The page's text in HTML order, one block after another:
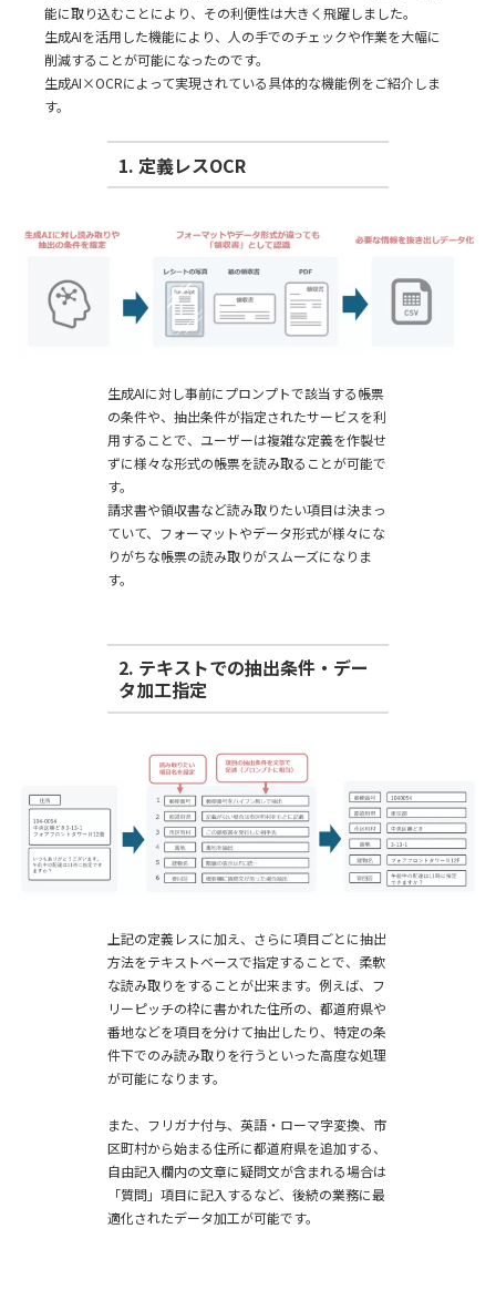
能に取り込むことにより、その利便性は大きく飛躍しました。
生成AIを活用した機能により、人の手でのチェックや作業を大幅に
削減することが可能になったのです。
生成AI×OCRによって実現されている具体的な機能例をご紹介しま
す。
1. 定義レスOCR
生成AIに対し事前にプロンプトで該当する帳票
の条件や、抽出条件が指定されたサービスを利
用することで、ユーザーは複雑な定義を作製せ
ずに様々な形式の帳票を読み取ることが可能で
す。
請求書や領収書など読み取りたい項目は決まっ
ていて、フォーマットやデータ形式が様々にな
りがちな帳票の読み取りがスムーズになりま
す。
2. テキストでの抽出条件・デー
タ加工指定
上記の定義レスに加え、さらに項目ごとに抽出
方法をテキストベースで指定することで、柔軟
な読み取りをすることが出来ます。例えば、フ
リーピッチの枠に書かれた住所の、都道府県や
番地などを項目を分けて抽出したり、特定の条
件下でのみ読み取りを行うといった高度な処理
が可能になります。
また、フリガナ付与、英語・ローマ字変換、市
区町村から始まる住所に都道府県を追加する、
自由記入欄内の文章に疑問文が含まれる場合は
「質問」項目に記入するなど、後続の業務に最
適化されたデータ加工が可能です。